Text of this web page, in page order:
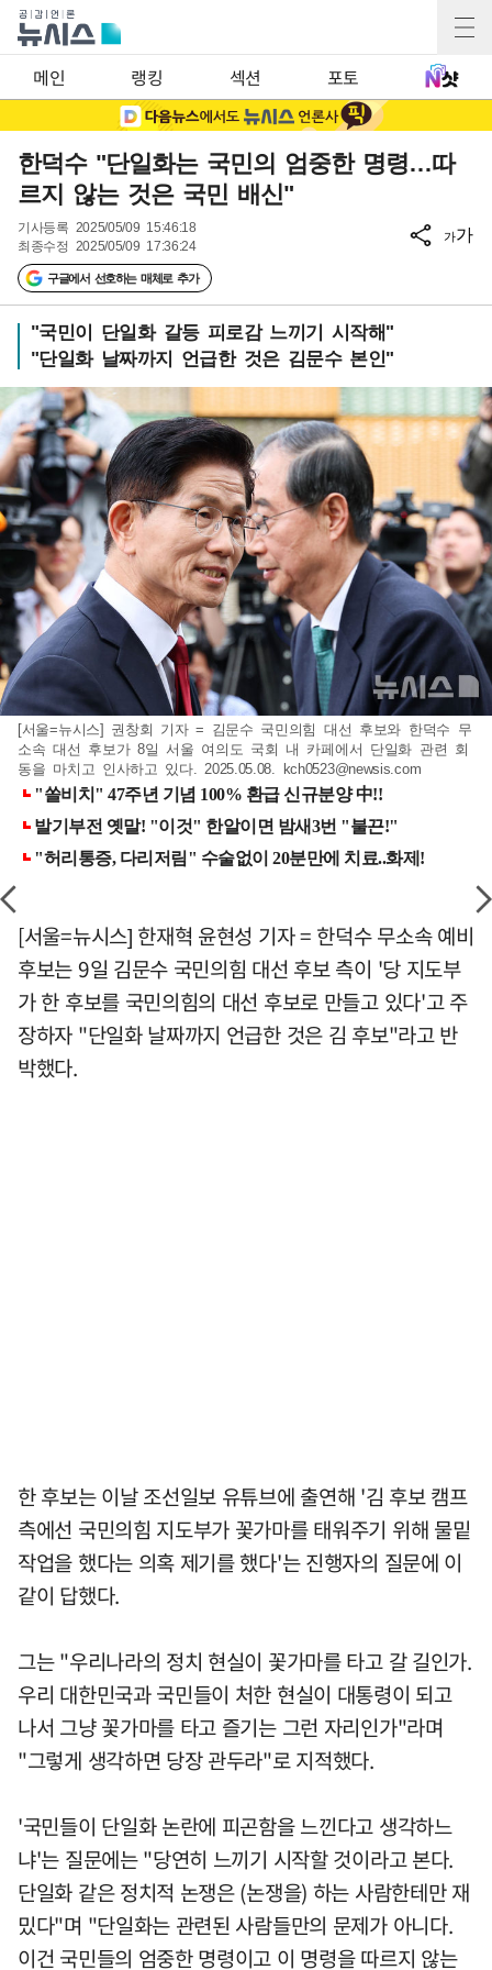
메인 랭킹 섹션 포토
한덕수 "단일화는 국민의 엄중한 명령…따
르지 않는 것은 국민 배신"
기사등록 2025/05/09 15:46:18
최종수정 2025/05/09 17:36:24
구글에서 선호하는 매체로 추가
가가
"국민이 단일화 갈등 피로감 느끼기 시작해"
"단일화 날짜까지 언급한 것은 김문수 본인"
[서울=뉴시스] 권창회 기자 = 김문수 국민의힘 대선 후보와 한덕수 무
소속 대선 후보가 8일 서울 여의도 국회 내 카페에서 단일화 관련 회
동을 마치고 인사하고 있다. 2025.05.08. kch0523@newsis.com
[서울=뉴시스] 한재혁 윤현성 기자 = 한덕수 무소속 예비
후보는 9일 김문수 국민의힘 대선 후보 측이 '당 지도부
가 한 후보를 국민의힘의 대선 후보로 만들고 있다'고 주
장하자 "단일화 날짜까지 언급한 것은 김 후보"라고 반
박했다.
한 후보는 이날 조선일보 유튜브에 출연해 '김 후보 캠프
측에선 국민의힘 지도부가 꽃가마를 태워주기 위해 물밑
작업을 했다는 의혹 제기를 했다'는 진행자의 질문에 이
같이 답했다.
그는 "우리나라의 정치 현실이 꽃가마를 타고 갈 길인가.
우리 대한민국과 국민들이 처한 현실이 대통령이 되고
나서 그냥 꽃가마를 타고 즐기는 그런 자리인가"라며
"그렇게 생각하면 당장 관두라"로 지적했다.
'국민들이 단일화 논란에 피곤함을 느낀다고 생각하느
냐'는 질문에는 "당연히 느끼기 시작할 것이라고 본다.
단일화 같은 정치적 논쟁은 (논쟁을) 하는 사람한테만 재
밌다"며 "단일화는 관련된 사람들만의 문제가 아니다.
이건 국민들의 엄중한 명령이고 이 명령을 따르지 않는